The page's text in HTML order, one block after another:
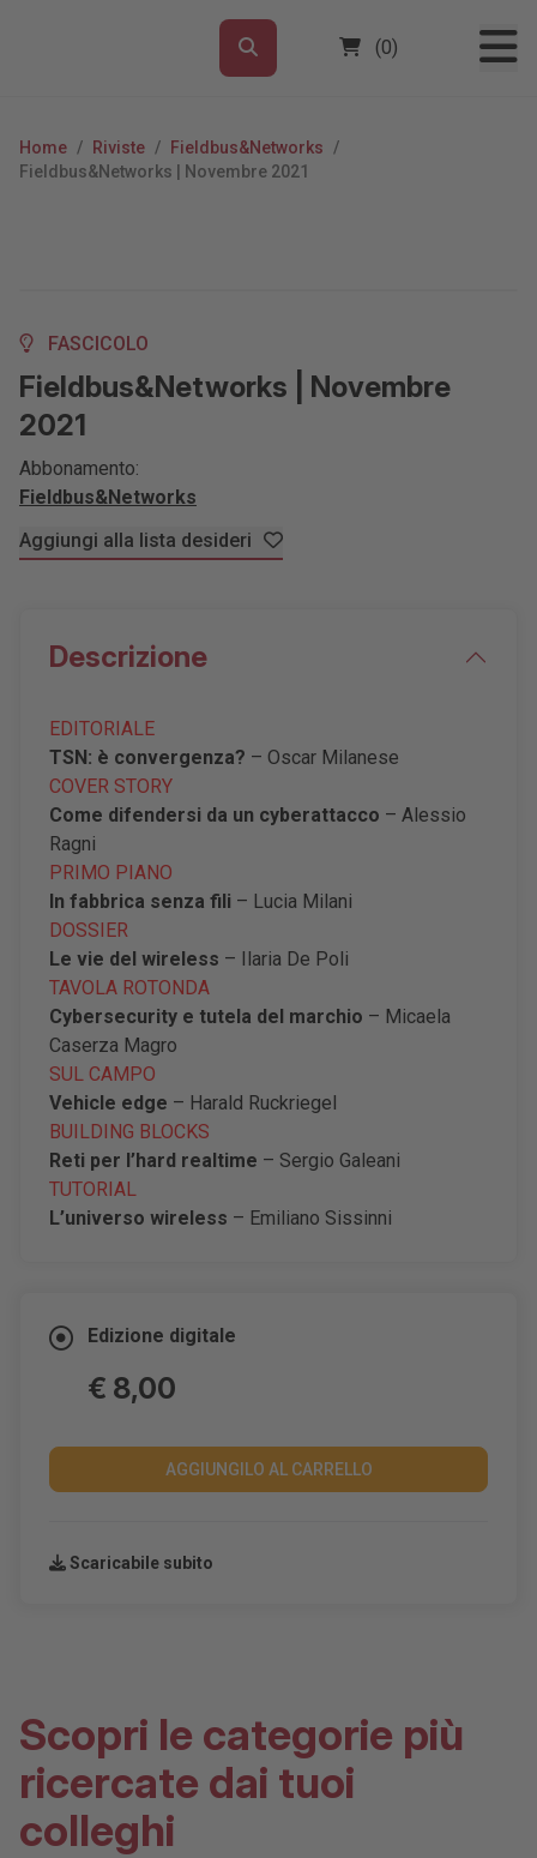
(0)
Home / Riviste / Fieldbus&Networks
/
Fieldbus&Networks | Novembre 2021
FASCICOLO
Fieldbus&Networks | Novembre
2021
Abbonamento:
Fieldbus&Networks
Aggiungi alla lista desideri
Descrizione
EDITORIALE
TSN: è convergenza? – Oscar Milanese
COVER STORY
Come difendersi da un cyberattacco – Alessio
Ragni
PRIMO PIANO
In fabbrica senza fili – Lucia Milani
DOSSIER
Le vie del wireless – Ilaria De Poli
TAVOLA ROTONDA
Cybersecurity e tutela del marchio – Micaela
Caserza Magro
SUL CAMPO
Vehicle edge – Harald Ruckriegel
BUILDING BLOCKS
Reti per l’hard realtime – Sergio Galeani
TUTORIAL
L’universo wireless – Emiliano Sissinni
Edizione digitale
€ 8,00
AGGIUNGILO AL CARRELLO
Scaricabile subito
Scopri le categorie più
ricercate dai tuoi
colleghi